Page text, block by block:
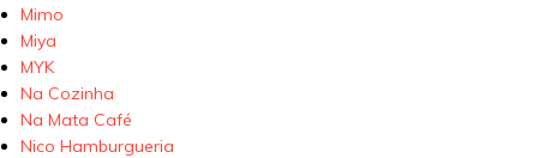
Mimo
Miya
MYK
Na Cozinha
Na Mata Café
Nico Hamburgueria